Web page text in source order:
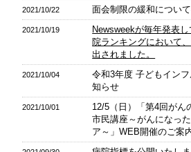
2021/10/22 面会制限の緩和につい
2021/10/19
Newsweekが毎年発表
院ランキングにおいて
出されました。
2021/10/04
令和3年度 子どもイン
知らせ
2021/10/01
12/5（日）「第4回がん
市民講座～がんになっ
ア～」WEB開催のご案